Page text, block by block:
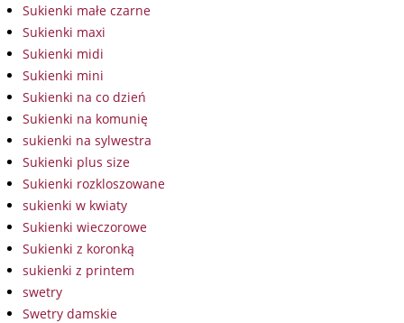
Sukienki małe czarne
Sukienki maxi
Sukienki midi
Sukienki mini
Sukienki na co dzień
Sukienki na komunię
sukienki na sylwestra
Sukienki plus size
Sukienki rozkloszowane
sukienki w kwiaty
Sukienki wieczorowe
Sukienki z koronką
sukienki z printem
swetry
Swetry damskie